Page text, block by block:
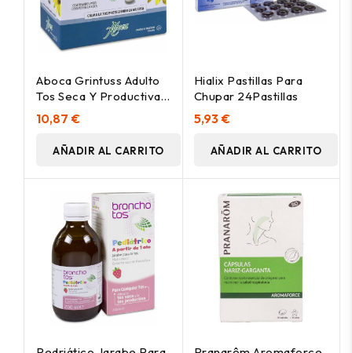
Aboca Grintuss Adulto
Tos Seca Y Productiva,
20 Comprimidos
10,87 €
AÑADIR AL CARRITO
Hialix Pastillas Para
Chupar 24Pastillas
5,93 €
AÑADIR AL CARRITO